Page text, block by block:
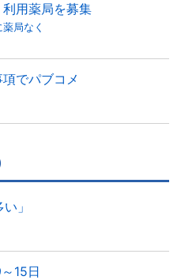
用薬局を募集
局なく
でパブコメ
」
15日